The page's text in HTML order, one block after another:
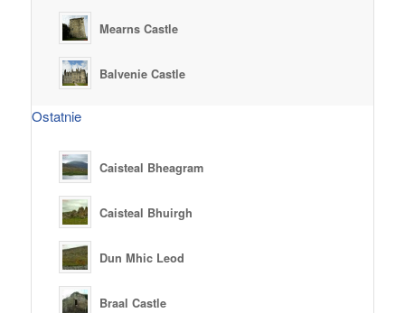
Mearns Castle
Balvenie Castle
Ostatnie
Caisteal Bheagram
Caisteal Bhuirgh
Dun Mhic Leod
Braal Castle